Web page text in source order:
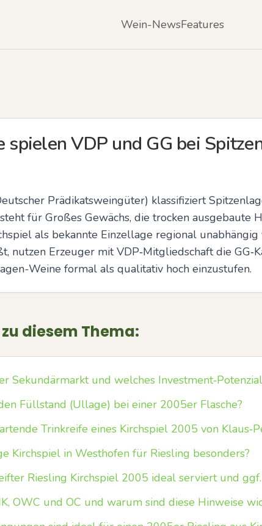
Wein-NewsFeatures
spielen VDP und GG bei
Prädikatsweingüter) klassifiziert
steht für Großes Gewächs, die trocken ausgebaute
als bekannte Einzellage regional
nutzen Erzeuger mit VDP‑Mitgliedschaft die
Weine formal als qualitativ hoch einzustufen.
diesem Thema:
Sekundärmarkt und welches
Füllstand (Ullage) bei einer 2005er Flasche?
Trinkreife eines Kirchspiel 2005 von
Kirchspiel in Westhofen für Riesling besonders?
Riesling Kirchspiel 2005 ideal serviert und
OWC und OC und warum sind diese Hinweise